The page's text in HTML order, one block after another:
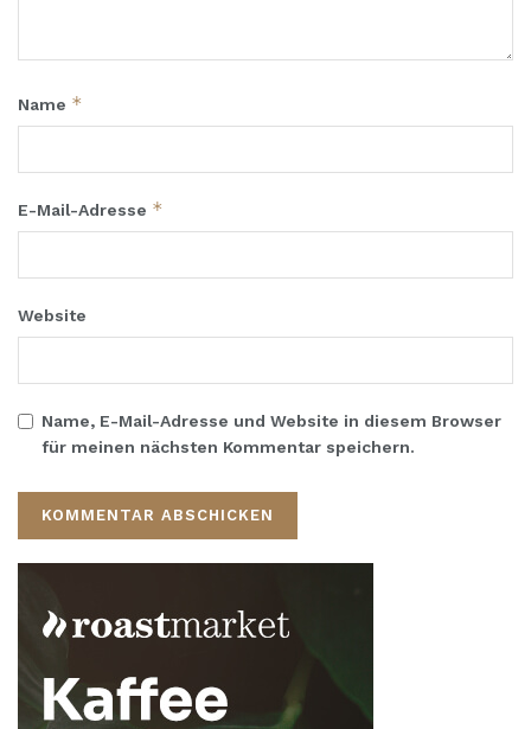
Name *
E-Mail-Adresse *
Website
Name, E-Mail-Adresse und Website in diesem Browser
für meinen nächsten Kommentar speichern.